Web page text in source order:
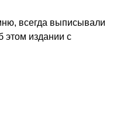
всегда выписывали
этом издании с